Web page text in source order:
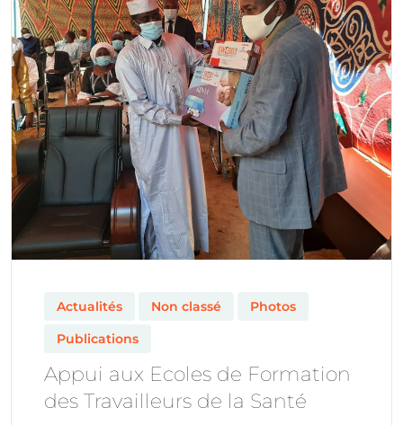
Actualités Non classé
Photos
Publications
Appui aux Ecoles de Formation
des Travailleurs de la Santé